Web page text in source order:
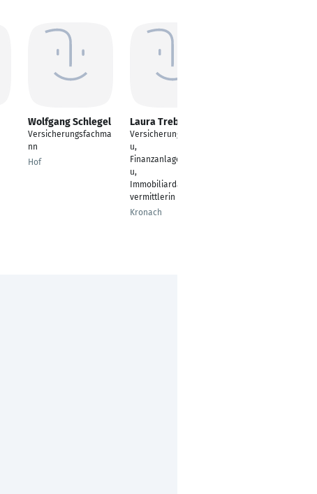
Wolfgang Schlegel
Versicherungsfachma
nn
Hof
Laura Trebes
Versicherungsfachfra
u,
Finanzanlagenfachfra
u,
Immobiliardarlehens
vermittlerin
Kronach